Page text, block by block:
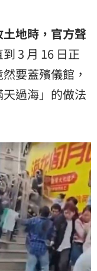
地時，官方聲
到 3 月 16 日正
要蓋殯儀館，
過海」的做法